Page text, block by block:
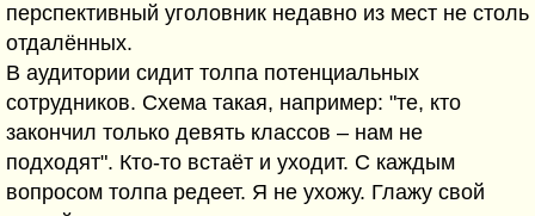
перспективный уголовник недавно из мест не столь
отдалённых.
В аудитории сидит толпа потенциальных
сотрудников. Схема такая, например: "те, кто
закончил только девять классов – нам не
подходят". Кто-то встаёт и уходит. С каждым
вопросом толпа редеет. Я не ухожу. Глажу свой